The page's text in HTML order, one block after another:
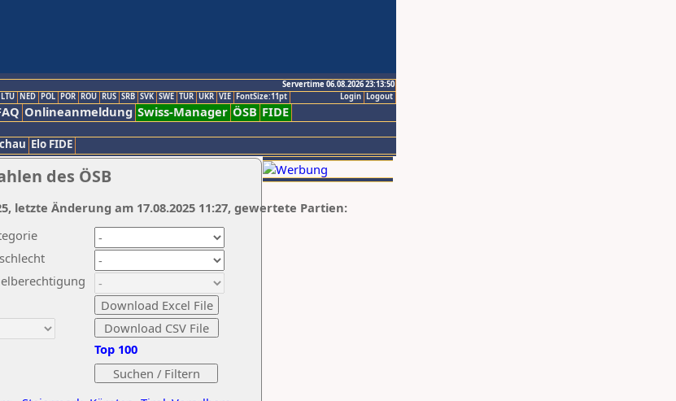
Servertime 06.08.2026 23:13:50
Logout
Login
LTU NED POL POR ROU RUS SRB SVK SWE TUR UKR VIE FontSize:11pt
Onlineanmeldung Swiss-Manager ÖSB FIDE
Elo FIDE
des ÖSB
Top 100
letzte Änderung am 17.08.2025 11:27, gewertete Partien: